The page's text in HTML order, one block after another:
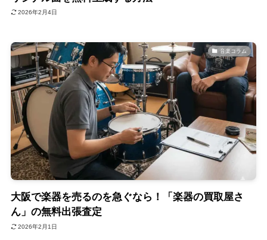
2026年2月4日
音楽コラム
大阪で楽器を売るのを急ぐなら！「楽器の買取屋さ
ん」の無料出張査定
2026年2月1日